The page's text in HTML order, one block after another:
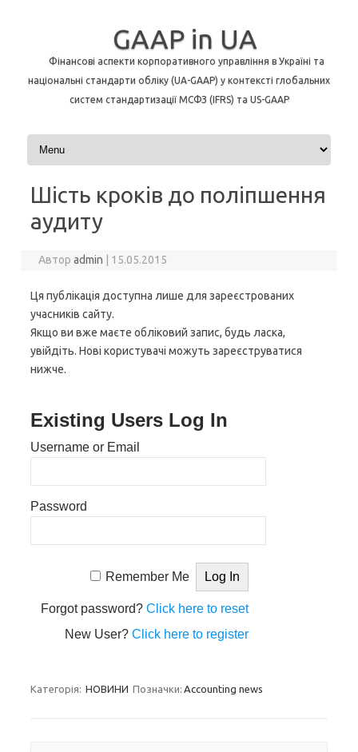
GAAP in UA
Фінансові аспекти корпоративного управління в Україні та
національні стандарти обліку (UA-GAAP) у контексті глобальних
систем стандартизації МСФЗ (IFRS) та US-GAAP
Перейти до контенту
Шість кроків до поліпшення
аудиту
Авторadmin 15.05.2015
Ця публікація доступна лише для зареєстрованих
учасників сайту.
Якщо ви вже маєте обліковий запис, будь ласка,
увійдіть. Нові користувачі можуть зареєструватися
нижче.
Existing Users Log In
Username or Email
Password
Remember Me
Forgot password?Click here to reset
New User?Click here to register
Категорія: НОВИНИ Позначки: Accounting news